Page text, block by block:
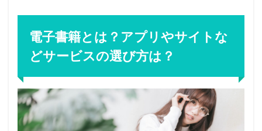
電子書籍とは？アプリやサイトな
どサービスの選び方は？